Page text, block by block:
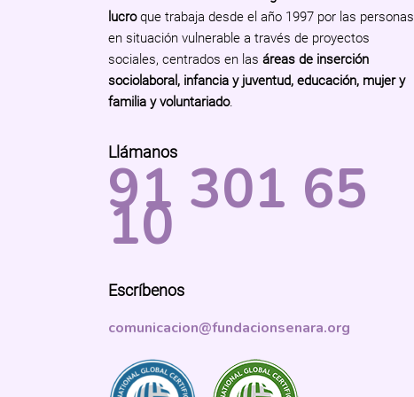
lucroque trabaja desde el año 1997 por las personas
en situación vulnerable a través de proyectos
sociales, centrados en las áreas de inserción
sociolaboral, infancia y juventud, educación, mujer y
familia y voluntariado.
Llámanos
91 301 65
10
Escríbenos
comunicacion@fundacionsenara.org